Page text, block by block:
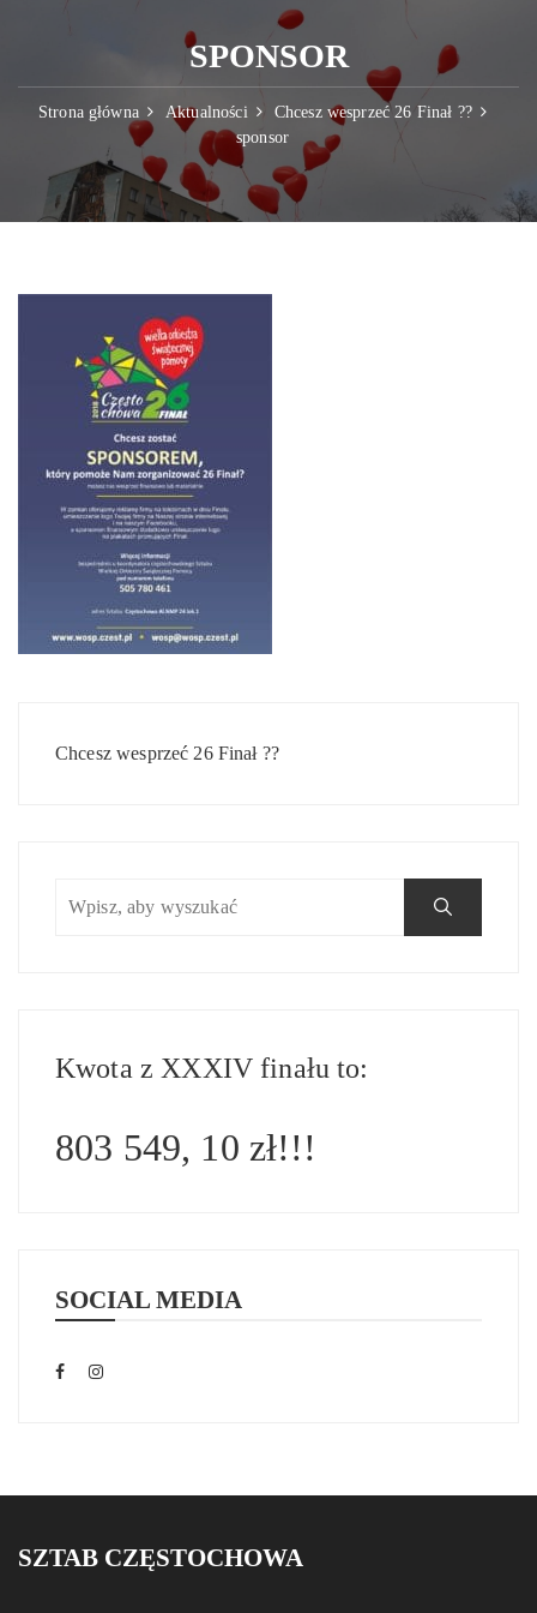
SPONSOR
Strona główna Aktualności
Chcesz wesprzeć 26 Finał ??
sponsor
wpisu
Chcesz wesprzeć 26 Finał ??
Kwota z XXXIV finału to:
803 549, 10 zł!!!
SOCIAL MEDIA
SZTAB CZĘSTOCHOWA